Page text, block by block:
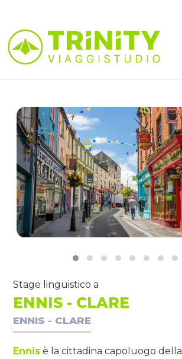
Stage linguistico a
ENNIS - CLARE
ENNIS - CLARE
Ennis è la cittadina capoluogo della